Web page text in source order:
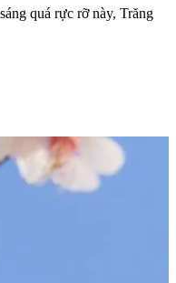
quá rực rỡ này, Trăng